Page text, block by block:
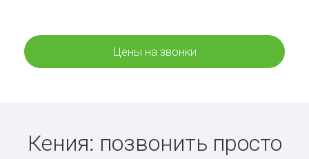
Цены на звонки
Кения: позвонить просто